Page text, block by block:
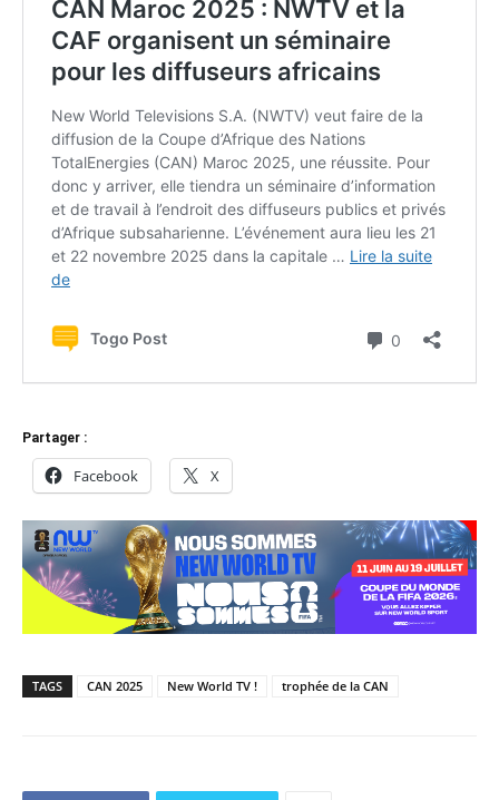
Partager :
Facebook X
TAGS CAN 2025 New World TV ! trophée de la CAN